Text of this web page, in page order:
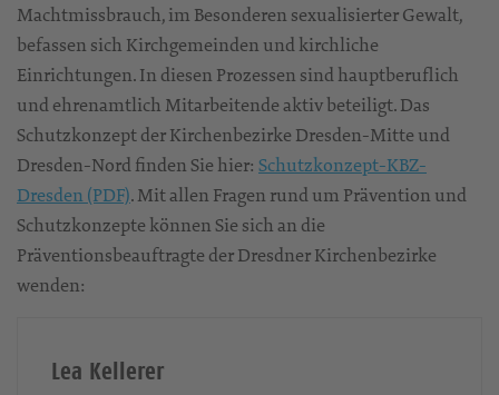
Machtmissbrauch, im Besonderen sexualisierter Gewalt,
befassen sich Kirchgemeinden und kirchliche
Einrichtungen. In diesen Prozessen sind hauptberuflich
und ehrenamtlich Mitarbeitende aktiv beteiligt. Das
Schutzkonzept der Kirchenbezirke Dresden-Mitte und
Dresden-Nord finden Sie hier: Schutzkonzept-KBZ-
Dresden (PDF). Mit allen Fragen rund um Prävention und
Schutzkonzepte können Sie sich an die
Präventionsbeauftragte der Dresdner Kirchenbezirke
wenden:
Lea Kellerer